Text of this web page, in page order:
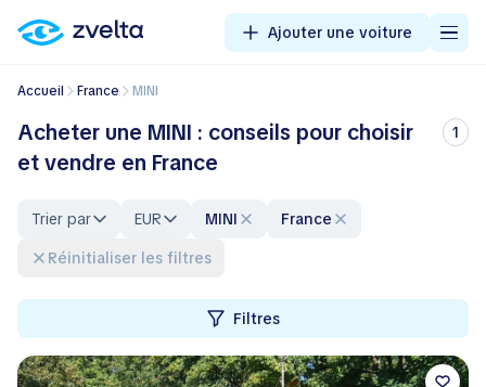
Ajouter une voiture
Accueil France MINI
Acheter une MINI : conseils pour choisir
et vendre en France
1
Trier par EUR MINI
France
Réinitialiser les filtres
Filtres